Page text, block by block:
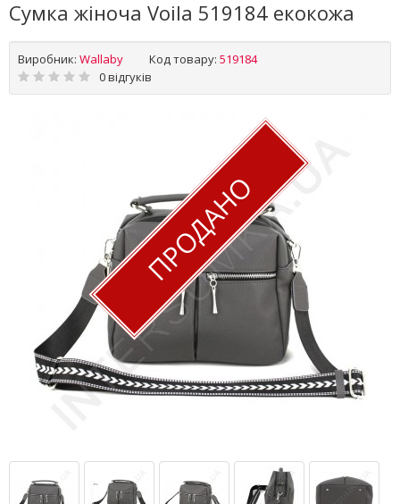
Сумка жіноча Voila 519184 екокожа
Виробник: Wallaby Код товару: 519184
0 відгуків
ПРОДАНО